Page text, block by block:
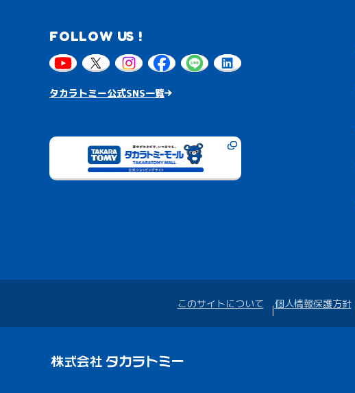
FOLLOW US !
タカラトミー公式SNS一覧
このサイトについて 個人情報保護方針